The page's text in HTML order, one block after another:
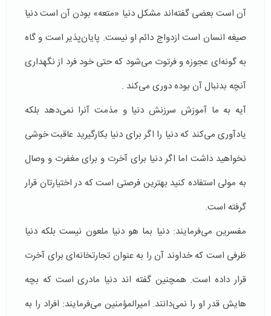
آن است بعضی گفته‌اند مشکل دنیا «متعه» بودن آن است دنیا
صیغه انسان است ازدواج دائم او نیست. پایان‌پذیر است و گاه
به گونه‌ای عجوزه و فرتوت می‌شود که حتی خود فرد از نگهداری
آنچه بدنبال آن بوده دوری می‌کند .
آیه به ما آموزش سرزنش دنیا و مذمت آنرا نمی‌دهد بلکه
یادآوری می‌کند که دنیا را اگر برای دنیا بکارگیرید عاقبت خوشی
نخواهید داشت اما اگر دنیا برای آخرت و برای مغفرت و وصال
به مولی استفاده کنید بهترین فرصتی است که در اختیارتان قرار
گرفته است.
مفسرین می‌فرمایند: دنیا بما هو دنیا ملعون نیست بلکه دنیا
ظرفی است که خداوند آن را به عنوان تجارتخانه‌ای برای آخرت
قرار داده است. همچنین گفته اند دنیا مادری است که بچه
هایش قدر او را نمی‌دانند. امیرالمؤمنین می‌فرمایند: افراد را به